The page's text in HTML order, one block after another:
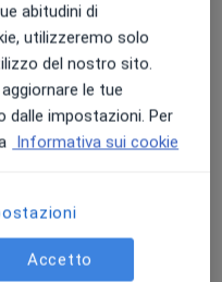
abitudini di
utilizzeremo solo
del nostro sito.
le tue
dalle impostazioni. Per
Informativa sui cookie
Accetto